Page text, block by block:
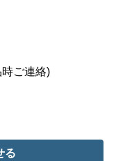
ご連絡)
る